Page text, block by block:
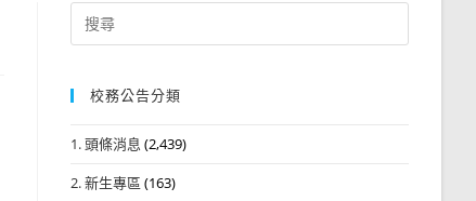
Search
for:
校務公告分類
1. 頭條消息 (2,439)
2. 新生專區 (163)